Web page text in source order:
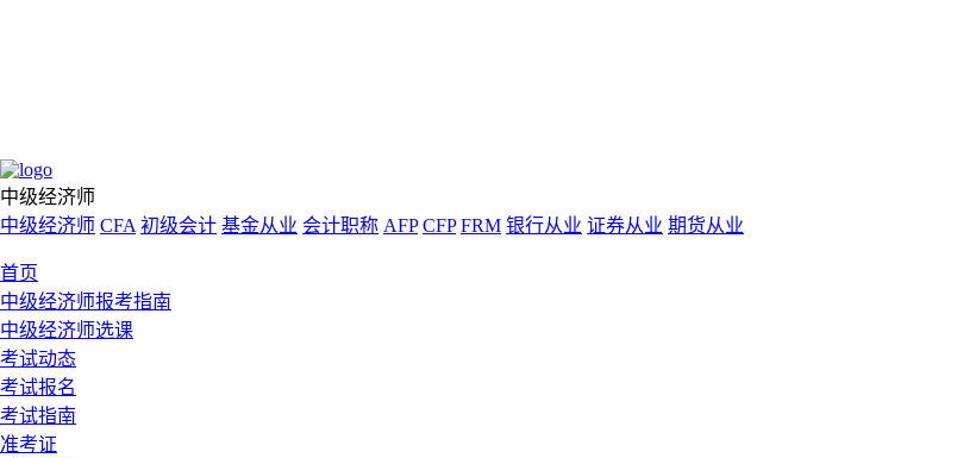
中级经济师
中级经济师 CFA 初级会计 基金从业 会计职称 AFP CFP FRM 银行从业 证券从业 期货从业
首页
中级经济师报考指南
中级经济师选课
考试动态
考试报名
考试指南
准考证